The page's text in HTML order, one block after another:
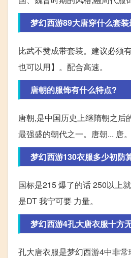
梦幻西游89大唐穿什么套
比武不赞成带套装。建议必须
也可以用】。配合高速。
唐朝的服饰有什么特点?
唐朝,是中国历史上继隋朝之后
最强盛的朝代之一。唐朝... 唐。
梦幻西游130衣服多少初防
国标是215 爆了的话 250以上
是DT 我宁可要 力量。
梦幻西游4孔大唐衣服十方
孔大唐衣服是梦幻西游4中非